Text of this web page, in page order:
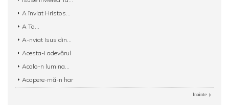
A înviat Hristos...
A Ta...
A-nviat Isus din...
Acesta-i adevărul
Acolo-n lumina...
Acopere-mă-n har
Inainte